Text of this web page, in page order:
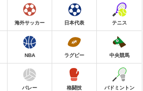
海外サッカー 日本代表 テニス
NBA ラグビー 中央競馬
バレー 格闘技 バドミントン